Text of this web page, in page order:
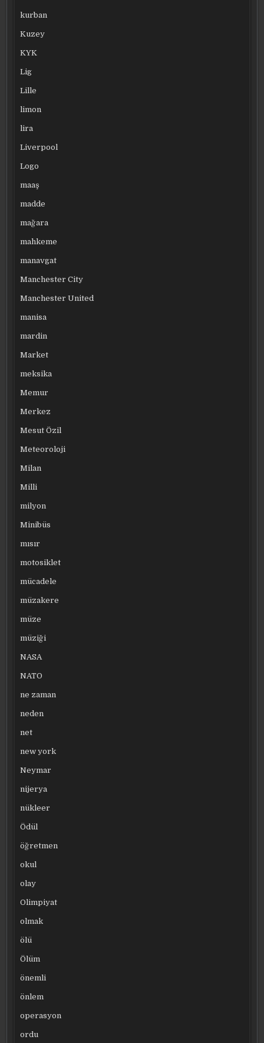
kurban
Kuzey
KYK
Lig
Lille
limon
lira
Liverpool
Logo
maaş
madde
mağara
mahkeme
manavgat
Manchester City
Manchester United
manisa
mardin
Market
meksika
Memur
Merkez
Mesut Özil
Meteoroloji
Milan
Milli
milyon
Minibüs
mısır
motosiklet
mücadele
müzakere
müze
müziği
NASA
NATO
ne zaman
neden
net
new york
Neymar
nijerya
nükleer
Ödül
öğretmen
okul
olay
Olimpiyat
olmak
ölü
Ölüm
önemli
önlem
operasyon
ordu